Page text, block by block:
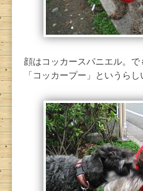
顔はコッカースパニエル。で
「コッカープー」というらし